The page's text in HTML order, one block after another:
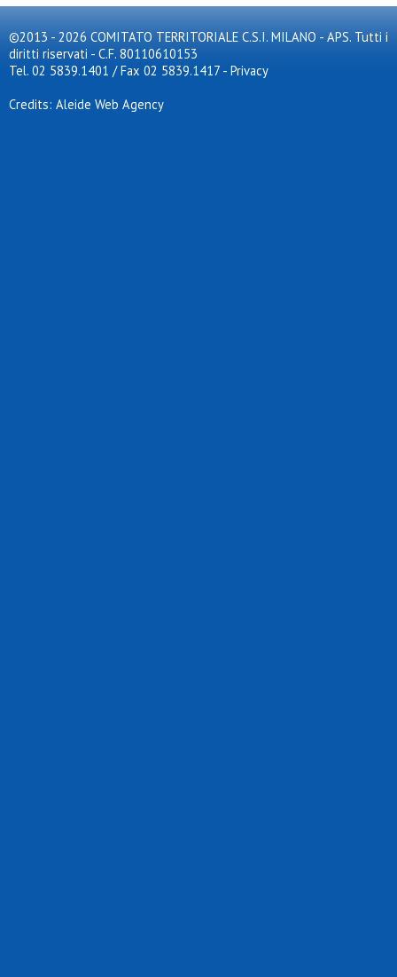
©2013 - 2026 COMITATO TERRITORIALE C.S.I. MILANO - APS. Tutti i
diritti riservati - C.F. 80110610153
Tel. 02 5839.1401 / Fax 02 5839.1417 - Privacy
Credits: Aleide Web Agency